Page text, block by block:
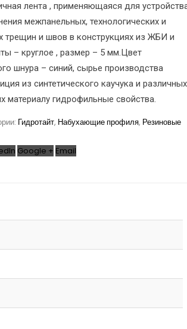
лента , применяющаяся для
межпанельных, технологических и
трещин и швов в конструкциях из ЖБИ и
– круглое , размер – 5 мм.Цвет
шнура – синий, сырье производства
из синтетического каучука и различных
гидрофильные свойства.
Гидротайт, Набухающие профиля, Резиновые
Google + Email